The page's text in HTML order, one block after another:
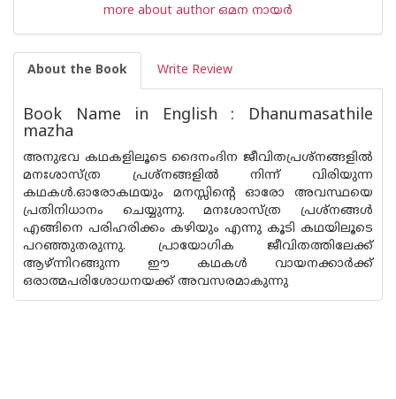
more about author ഒമന നായര്‍
About the Book Write Review
Book Name in English : Dhanumasathile
mazha
അനുഭവ കഥകളിലൂടെ ദൈനംദിന ജീവിതപ്രശ്നങ്ങളില്‍
മനഃശാസ്ത്ര പ്രശ്നങ്ങളില്‍ നിന്ന് വിരിയുന്ന
കഥകള്‍.ഓരോകഥയും മനസ്സിന്റെ ഓരോ അവസ്ഥയെ
പ്രതിനിധാനം ചെയ്യുന്നു. മനഃശാസ്ത്ര പ്രശ്നങ്ങള്‍
എങ്ങിനെ പരിഹരിക്കം കഴിയും എന്നു കൂടി കഥയിലൂടെ
പറഞ്ഞുതരുന്നു. പ്രായോഗിക ജീവിതത്തിലേക്ക്
ആഴ്ന്നിറങ്ങുന്ന ഈ കഥകള്‍ വായനക്കാര്‍ക്ക്
ഒരാത്മപരിശോധനയ‌ക്ക് അവസരമാകുന്നു